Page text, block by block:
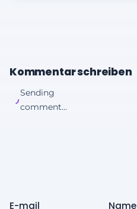
Kommentar schreiben
Sending
comment...
E-mail Name